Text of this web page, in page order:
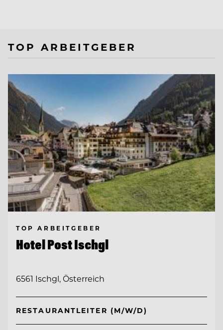
TOP ARBEITGEBER
TOP ARBEITGEBER
Hotel Post Ischgl
6561 Ischgl, Österreich
RESTAURANTLEITER (M/W/D)